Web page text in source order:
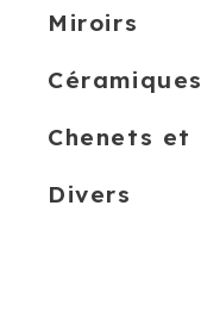
Miroirs
Céramiques
Chenets
Divers